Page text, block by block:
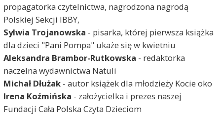
propagatorka czytelnictwa, nagrodzona nagrodą
Polskiej Sekcji IBBY,
Sylwia Trojanowska - pisarka, której pierwsza książka
dla dzieci "Pani Pompa" ukaże się w kwietniu
Aleksandra Brambor-Rutkowska - redaktorka
naczelna wydawnictwa Natuli
Michał Dłużak- autor książek dla młodzieży Kocie oko
Irena Koźmińska - założycielka i prezes naszej
Fundacji Cała Polska Czyta Dzieciom